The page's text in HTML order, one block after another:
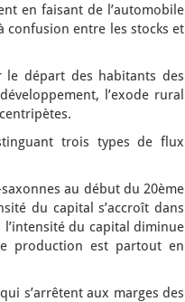
en faisant de l’automobile
confusion entre les stocks et
le départ des habitants des
l’exode rural
trois types de flux
au début du 20ème
du capital s’accroît dans
du capital diminue
production est partout en
s’arrêtent aux marges des